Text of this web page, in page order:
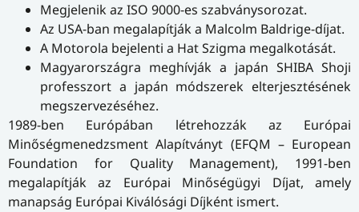
Megjelenik az ISO 9000-es szabványsorozat.
Az USA-ban megalapítják a Malcolm Baldrige-díjat.
A Motorola bejelenti a Hat Szigma megalkotását.
Magyarországra meghívják a japán SHIBA Shoji
professzort a japán módszerek elterjesztésének
meg­szer­ve­zé­sé­hez.
1989-ben Európában létrehozzák az Európai
Minőségmenedzsment Alapítványt (EFQM – European
Foundation for Quality Management), 1991-ben
megalapítják az Európai Minőségügyi Díjat, amely
manapság Európai Kiválósági Díjként ismert.